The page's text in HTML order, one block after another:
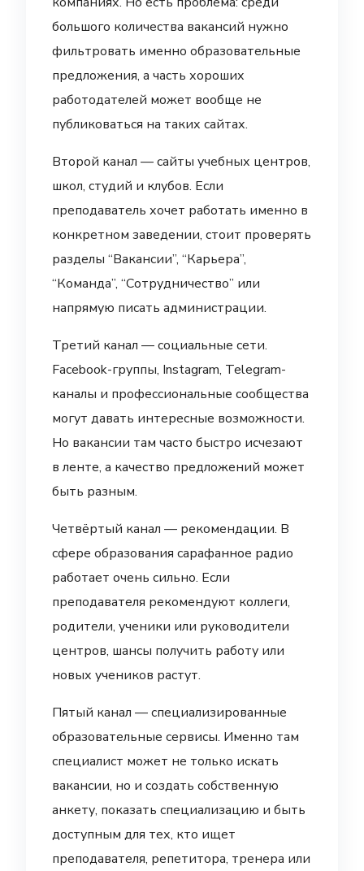
большого количества вакансий нужно
фильтровать именно образовательные
предложения, а часть хороших
работодателей может вообще не
публиковаться на таких сайтах.
Второй канал — сайты учебных центров,
школ, студий и клубов. Если
преподаватель хочет работать именно в
конкретном заведении, стоит проверять
разделы “Вакансии”, “Карьера”,
“Команда”, “Сотрудничество” или
напрямую писать администрации.
Третий канал — социальные сети.
Facebook-группы, Instagram, Telegram-
каналы и профессиональные сообщества
могут давать интересные возможности.
Но вакансии там часто быстро исчезают
в ленте, а качество предложений может
быть разным.
Четвёртый канал — рекомендации. В
сфере образования сарафанное радио
работает очень сильно. Если
преподавателя рекомендуют коллеги,
родители, ученики или руководители
центров, шансы получить работу или
новых учеников растут.
Пятый канал — специализированные
образовательные сервисы. Именно там
специалист может не только искать
вакансии, но и создать собственную
анкету, показать специализацию и быть
доступным для тех, кто ищет
преподавателя, репетитора, тренера или